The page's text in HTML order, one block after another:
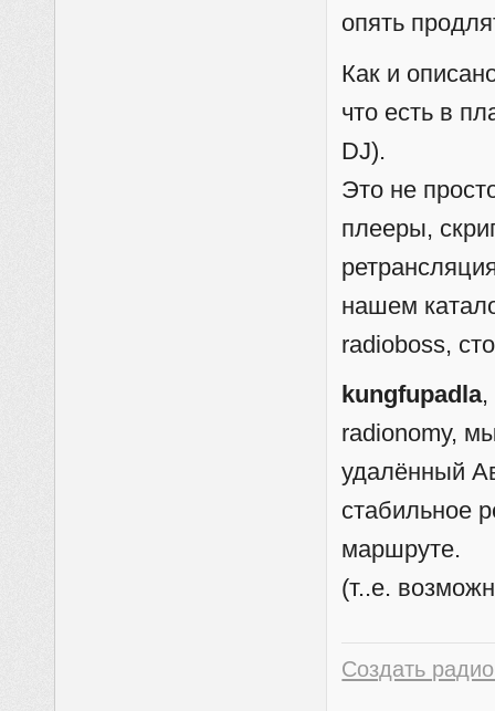
опять
Как и
что есть в
DJ).
Это не
плееры,
нашем
radioboss,
kungfupadla,
radionomy,
удалённый
стабильное
маршруте.
(т..е.
Создать